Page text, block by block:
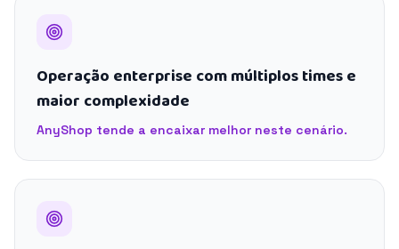
Operação enterprise com múltiplos times e
maior complexidade
AnyShop tende a encaixar melhor neste cenário.